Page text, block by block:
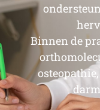
Binnen de